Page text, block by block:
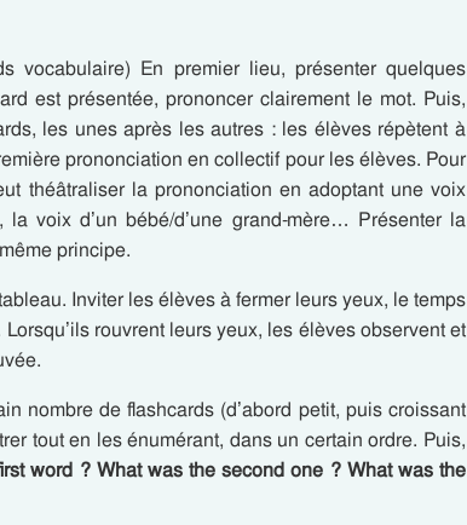
vocabulaire) En premier lieu, présenter quelques
est présentée, prononcer clairement le mot. Puis,
les unes après les autres : les élèves répètent à
prononciation en collectif pour les élèves. Pour
théâtraliser la prononciation en adoptant une voix
voix d’un bébé/d’une grand-mère… Présenter la
principe.
Inviter les élèves à fermer leurs yeux, le temps
rouvrent leurs yeux, les élèves observent et
nombre de flashcards (d’abord petit, puis croissant
tout en les énumérant, dans un certain ordre. Puis,
word ? What was the second one ? What was the